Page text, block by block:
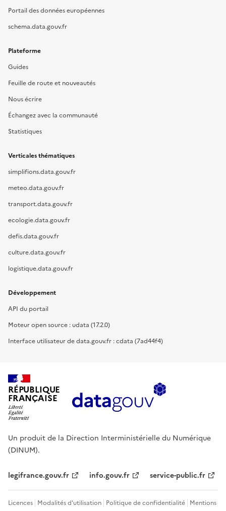
Portail des données européennes
schema.data.gouv.fr
Plateforme
Guides
Feuille de route et nouveautés
Nous écrire
Échangez avec la communauté
Statistiques
Verticales thématiques
simplifions.data.gouv.fr
meteo.data.gouv.fr
transport.data.gouv.fr
ecologie.data.gouv.fr
defis.data.gouv.fr
culture.data.gouv.fr
logistique.data.gouv.fr
Développement
API du portail
Moteur open source : udata (17.2.0)
Interface utilisateur de data.gouv.fr : cdata (7ad44f4)
RÉPUBLIQUE
FRANÇAISE
Un produit de la Direction Interministérielle du Numérique
(DINUM).
legifrance.gouv.fr info.gouv.fr service-public.fr
Licences Modalités d'utilisation Politique de confidentialité Mentions